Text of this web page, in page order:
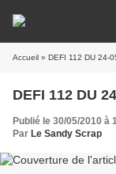
Accueil » DEFI 112 DU 24-
DEFI 112 DU
Publié le 30/05/2010 à
Par Le Sandy Scrap